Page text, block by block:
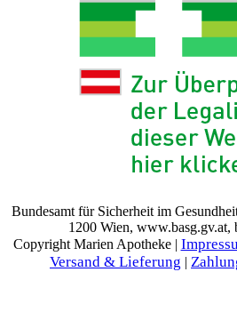
Bundesamt für Sicherheit im
1200 Wien, www.basg.gv.at,
Copyright Marien Apotheke |
Versand & Lieferung |